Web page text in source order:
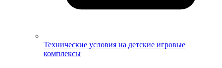
Технические условия на детские игровые
комплексы